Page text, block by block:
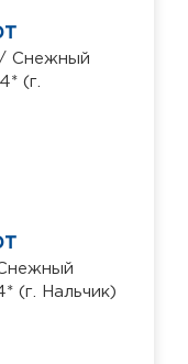
/ Снежный
(г.
(г. Нальчик)